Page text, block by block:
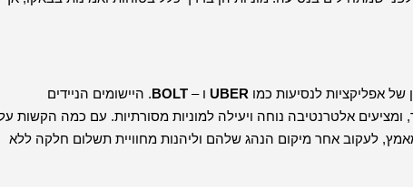
אפליקציות לנסיעות כמו UBER ו – BOLT. היישומים הניידים
אלטרנטיבה נוחה ויעילה למוניות מסורתיות. עם כמה הקשות
לעקוב אחר מיקום הנהג שלהם וליהנות מחוויית תשלום חלקה ללא